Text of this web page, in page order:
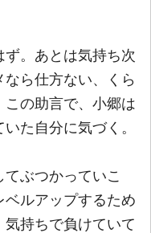
ず。あとは気持ち次
ら仕方ない、くら
の助言で、小郷は
た自分に気づく。
てぶつかっていこ
ベルアップするため
持ちで負けていて